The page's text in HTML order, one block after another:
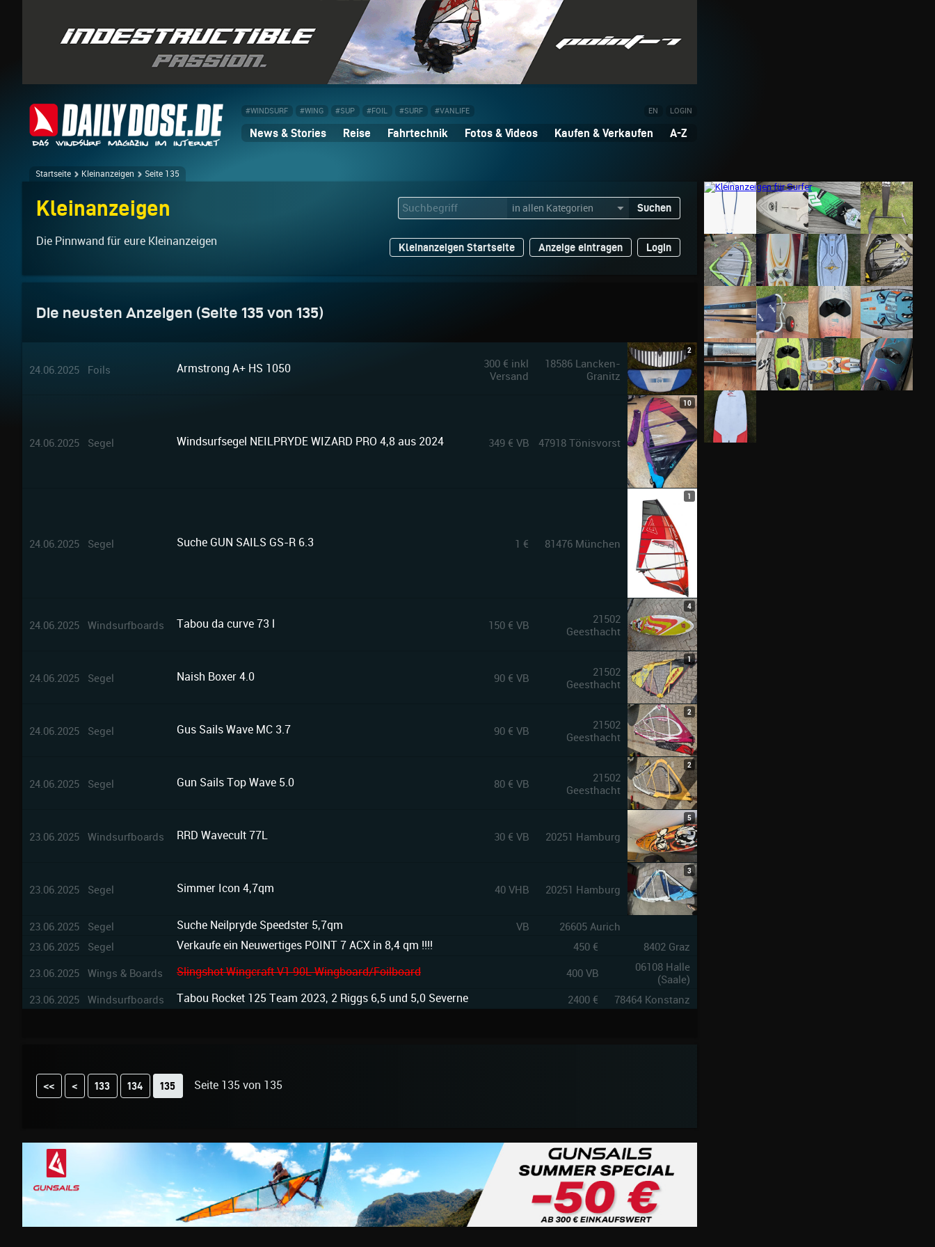
#WINDSURF #WING #SUP #FOIL #SURF #VANLIFE EN LOGIN
News & Stories Reise Fahrtechnik Fotos & Videos Kaufen & Verkaufen A-Z
Startseite Kleinanzeigen Seite 135
Kleinanzeigen ▼ Suchen
Die Pinnwand für eure Kleinanzeigen Kleinanzeigen Startseite Anzeige eintragen Login
Die neusten Anzeigen (Seite 135 von 135)
24.06.2025 Foils Armstrong A+ HS 1050
300 € inkl
Versand
18586 Lancken-
Granitz
2
24.06.2025 Segel Windsurfsegel NEILPRYDE WIZARD PRO 4,8 aus 2024 349 € VB 47918 Tönisvorst
10
24.06.2025 Segel Suche GUN SAILS GS-R 6.3 1 € 81476 München
1
24.06.2025 Windsurfboards Tabou da curve 73 l 150 € VB
21502
Geesthacht
4
24.06.2025 Segel Naish Boxer 4.0 90 € VB
21502
Geesthacht
1
24.06.2025 Segel Gus Sails Wave MC 3.7 90 € VB
21502
Geesthacht
2
24.06.2025 Segel Gun Sails Top Wave 5.0 80 € VB
21502
Geesthacht
2
23.06.2025 Windsurfboards RRD Wavecult 77L 30 € VB 20251 Hamburg
5
23.06.2025 Segel Simmer Icon 4,7qm 40 VHB 20251 Hamburg
3
23.06.2025 Segel Suche Neilpryde Speedster 5,7qm VB
26605 Aurich
23.06.2025 Segel
Verkaufe ein Neuwertiges POINT 7 ACX in 8,4 qm !!!! 450 € 8402 Graz
10
23.06.2025 Wings & Boards Slingshot Wingcraft V1 90L Wingboard/Foilboard 400 VB
06108 Halle
(Saale)5
23.06.2025 Windsurfboards Tabou Rocket 125 Team 2023, 2 Riggs 6,5 und 5,0 Severne 2400 € 78464 Konstanz4
<< < 133 134 135 Seite 135 von 135